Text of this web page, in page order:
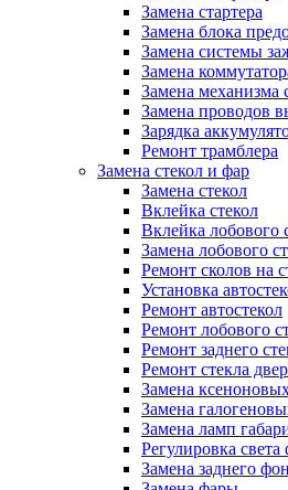
Замена стартера
Замена блока
Замена системы
Замена
Замена механизма
Замена проводов
Зарядка
Ремонт трамблера
Замена стекол и фар
Замена стекол
Вклейка стекол
Вклейка лобового
Замена лобового
Ремонт сколов на
Установка
Ремонт автостекол
Ремонт лобового
Ремонт заднего
Ремонт стекла
Замена
Замена
Замена ламп
Регулировка света
Замена заднего